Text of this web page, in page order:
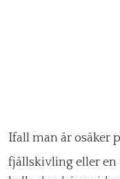
Ifall man är osäker
fjällskivling eller en